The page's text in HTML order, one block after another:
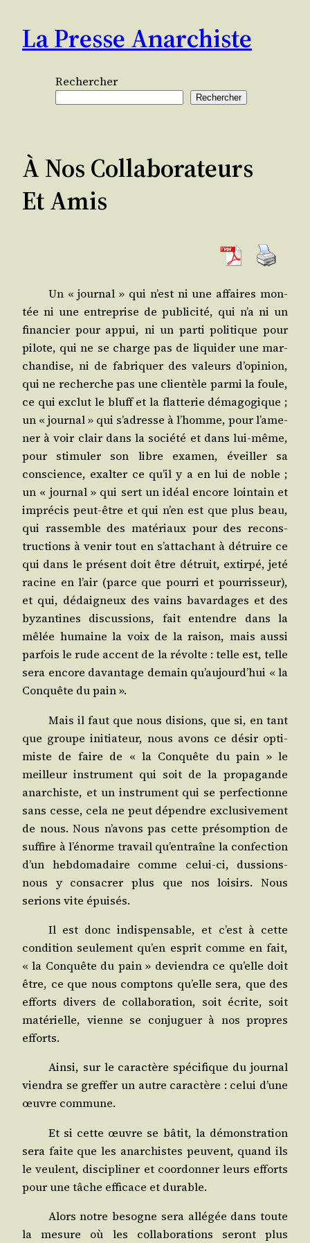
contenu
La Presse Anarchiste
Rechercher
Rechercher
À Nos Collaborateurs
Et Amis
Un « jour­nal » qui n’est ni une affaires mon­
tée ni une entre­prise de publi­ci­té, qui n’a ni un
finan­cier pour appui, ni un par­ti poli­tique pour
pilote, qui ne se charge pas de liqui­der une mar­
chan­dise, ni de fabri­quer des valeurs d’o­pi­nion,
qui ne recherche pas une clien­tèle par­mi la foule,
ce qui exclut le bluff et la flat­te­rie déma­go­gique ;
un « jour­nal » qui s’a­dresse à l’homme, pour l’a­me­
ner à voir clair dans la socié­té et dans lui-même,
pour sti­mu­ler son libre exa­men, éveiller sa
conscience, exal­ter ce qu’il y a en lui de noble ;
un « jour­nal » qui sert un idéal encore loin­tain et
impré­cis peut-être et qui n’en est que plus beau,
qui ras­semble des maté­riaux pour des recons­
truc­tions à venir tout en s’at­ta­chant à détruire ce
qui dans le pré­sent doit être détruit, extir­pé, jeté
racine en l’air (parce que pour­ri et pour­ris­seur),
et qui, dédai­gneux des vains bavar­dages et des
byzan­tines dis­cus­sions, fait entendre dans la
mêlée humaine la voix de la rai­son, mais aus­si
par­fois le rude accent de la révolte : telle est, telle
sera encore davan­tage demain qu’au­jourd’­hui « la
Conquête du pain ».
Mais il faut que nous disions, que si, en tant
que groupe ini­tia­teur, nous avons ce désir opti­
miste de faire de « la Conquête du pain » le
meilleur ins­tru­ment qui soit de la pro­pa­gande
anar­chiste, et un ins­tru­ment qui se per­fec­tionne
sans cesse, cela ne peut dépendre exclu­si­ve­ment
de nous. Nous n’a­vons pas cette pré­somp­tion de
suf­fire à l’é­norme tra­vail qu’en­traîne la confec­tion
d’un heb­do­ma­daire comme celui-ci, dus­sions-
nous y consa­crer plus que nos loi­sirs. Nous
serions vite épuisés.
Il est donc indis­pen­sable, et c’est à cette
condi­tion seule­ment qu’en esprit comme en fait,
« la Conquête du pain » devien­dra ce qu’elle doit
être, ce que nous comp­tons qu’elle sera, que des
efforts divers de col­la­bo­ra­tion, soit écrite, soit
maté­rielle, vienne se conju­guer à nos propres
efforts.
Ain­si, sur le carac­tère spé­ci­fique du jour­nal
vien­dra se gref­fer un autre carac­tère : celui d’une
œuvre commune.
Et si cette œuvre se bâtit, la démons­tra­tion
sera faite que les anar­chistes peuvent, quand ils
le veulent, dis­ci­pli­ner et coor­don­ner leurs efforts
pour une tâche effi­cace et durable.
Alors notre besogne sera allé­gée dans toute
la mesure où les col­la­bo­ra­tions seront plus